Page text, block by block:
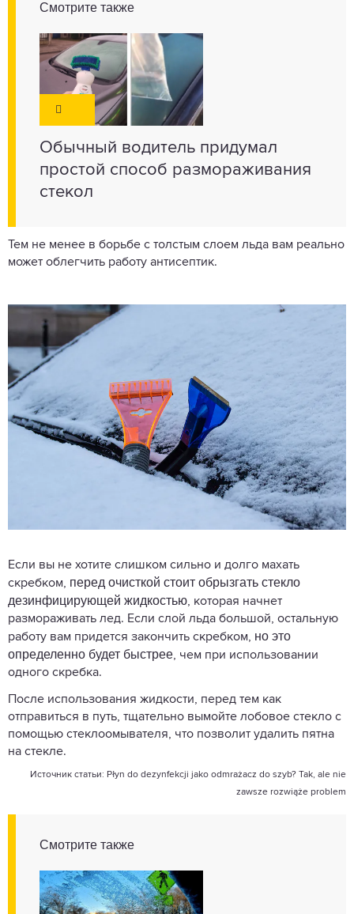
Смотрите также
Обычный водитель придумал
простой способ размораживания
стекол
Тем не менее в борьбе с толстым слоем льда вам реально
может облегчить работу антисептик.
Если вы не хотите слишком сильно и долго махать
скребком, перед очисткой стоит обрызгать стекло
дезинфицирующей жидкостью, которая начнет
размораживать лед. Если слой льда большой, остальную
работу вам придется закончить скребком, но это
определенно будет быстрее, чем при использовании
одного скребка.
После использования жидкости, перед тем как
отправиться в путь, тщательно вымойте лобовое стекло с
помощью стеклоомывателя, что позволит удалить пятна
на стекле.
Источник статьи: Płyn do dezynfekcji jako odmrażacz do szyb? Tak, ale nie
zawsze rozwiąże problem
Смотрите также